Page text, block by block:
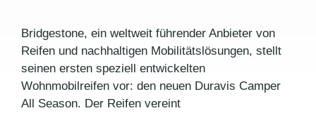
Bridgestone, ein weltweit führender Anbieter von
Reifen und nachhaltigen Mobilitätslösungen, stellt
seinen ersten speziell entwickelten
Wohnmobilreifen vor: den neuen Duravis Camper
All Season. Der Reifen vereint